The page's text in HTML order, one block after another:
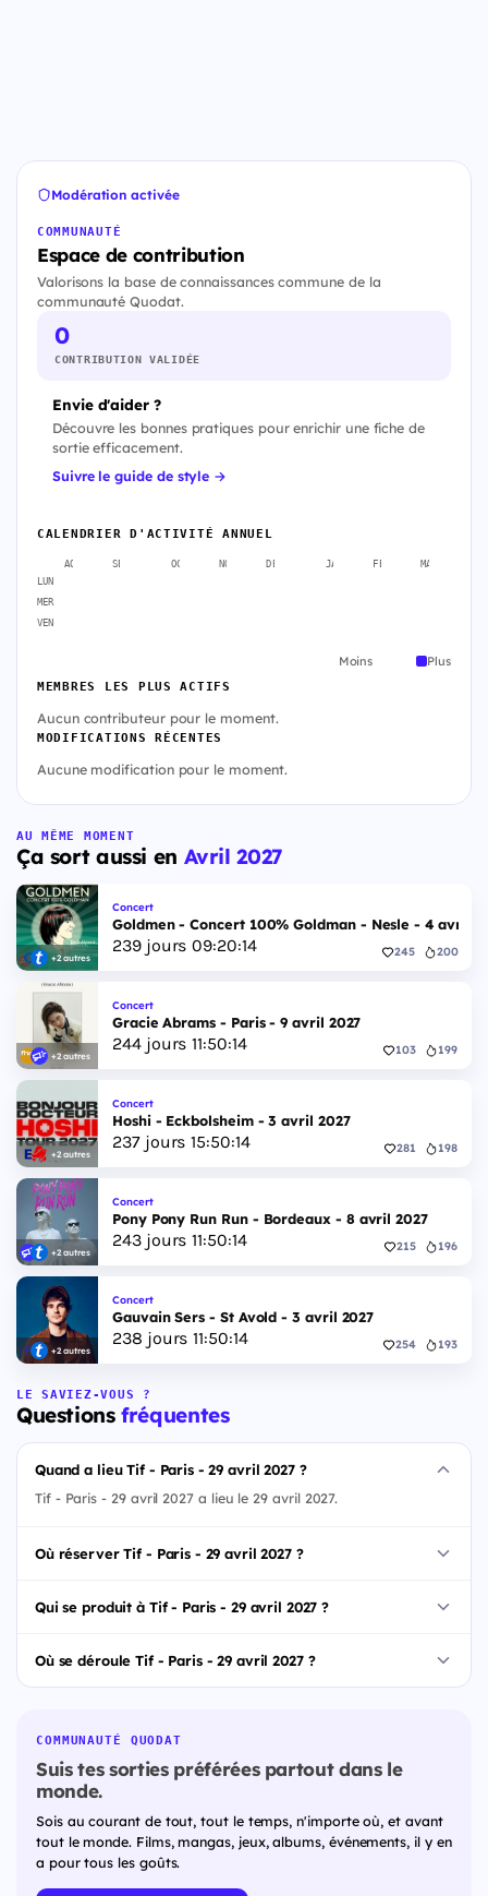
Modération activée
COMMUNAUTÉ
Espace de contribution
Valorisons la base de connaissances commune de la
communauté Quodat.
0
CONTRIBUTION VALIDÉE
Envie d'aider ?
Découvre les bonnes pratiques pour enrichir une fiche de
sortie efficacement.
Suivre le guide de style →
CALENDRIER D'ACTIVITÉ ANNUEL
AOÛT SEPT. OCT. NOV. DÉC. JANV. FÉVR. MARS
LUN
MER
VEN
Moins Plus
MEMBRES LES PLUS ACTIFS
Aucun contributeur pour le moment.
MODIFICATIONS RÉCENTES
Aucune modification pour le moment.
AU MÊME MOMENT
Ça sort aussi en Avril 2027
+2 autres
Concert
Goldmen - Concert 100% Goldman - Nesle - 4 avril
239jours 09:20:13 245 200
+2 autres
Concert
Gracie Abrams - Paris - 9 avril 2027
244jours 11:50:13 103 199
+2 autres
Concert
Hoshi - Eckbolsheim - 3 avril 2027
237jours 15:50:13 281 198
+2 autres
Concert
Pony Pony Run Run - Bordeaux - 8 avril 2027
243jours 11:50:13 215 196
+2 autres
Concert
Gauvain Sers - St Avold - 3 avril 2027
238 jours 11:50:13 254 193
LE SAVIEZ-VOUS ?
Questionsfréquentes
Quand a lieu Tif - Paris - 29 avril 2027 ?
Tif - Paris - 29 avril 2027 a lieu le 29 avril 2027.
Où réserver Tif - Paris - 29 avril 2027 ?
Qui se produit à Tif - Paris - 29 avril 2027 ?
Où se déroule Tif - Paris - 29 avril 2027 ?
COMMUNAUTÉ QUODAT
Suis tes sorties préférées partout dans le
monde.
Sois au courant de tout, tout le temps, n'importe où, et avant
tout le monde. Films, mangas, jeux, albums, événements, il y en
a pour tous les goûts.